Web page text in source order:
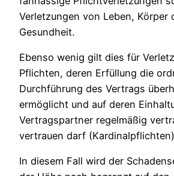
Verletzungen von Leben, Körper
Gesundheit.
Ebenso wenig gilt dies für
Pflichten, deren Erfüllung die
Durchführung des Vertrags
ermöglicht und auf deren
Vertragspartner regelmäßig
vertrauen darf
In diesem Fall wird der